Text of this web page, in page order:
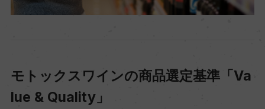
モトックスワインの商品選定基準「Va
lue & Quality」